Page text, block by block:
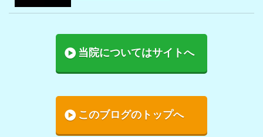
当院についてはサイトへ
このブログのトップへ